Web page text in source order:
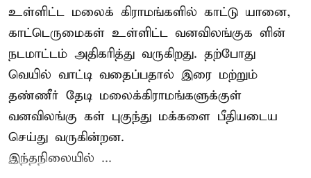
உள்ளிட்ட மலைக் கிராமங்களில் காட்டு யானை,
காட்டெருமைகள் உள்ளிட்ட வனவிலங்குக ளின்
நடமாட்டம் அதிகரித்து வருகிறது. தற்போது
வெயில் வாட்டி வதைப்பதால் இரை மற்றும்
தண்ணீர் தேடி மலைக்கிராமங்களுக்குள்
வனவிலங்கு கள் புகுந்து மக்களை பீதியடைய
செய்து வருகின்றன.
இந்தநிலையில் ...